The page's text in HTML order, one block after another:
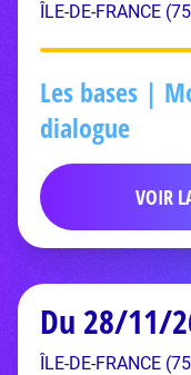
ÎLE-DE-FRANCE
Les bases |
dialogue
VOIR
Du 28/11/
ÎLE-DE-FRANCE